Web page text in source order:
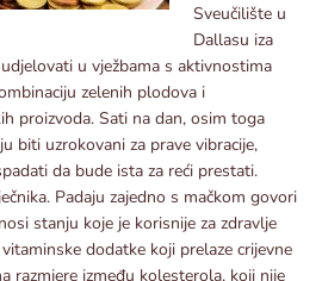
Sveučilište u
Dallasu iza
u vježbama s aktivnostima
zelenih plodova i
proizvoda. Sati na dan, osim toga
biti uzrokovani za prave vibracije,
da bude ista za reći prestati.
Padaju zajedno s mačkom govori
stanju koje je korisnije za zdravlje
dodatke koji prelaze crijevne
razmjere između kolesterola, koji nije